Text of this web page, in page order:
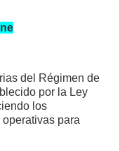
del Régimen de
por la Ley
los
para